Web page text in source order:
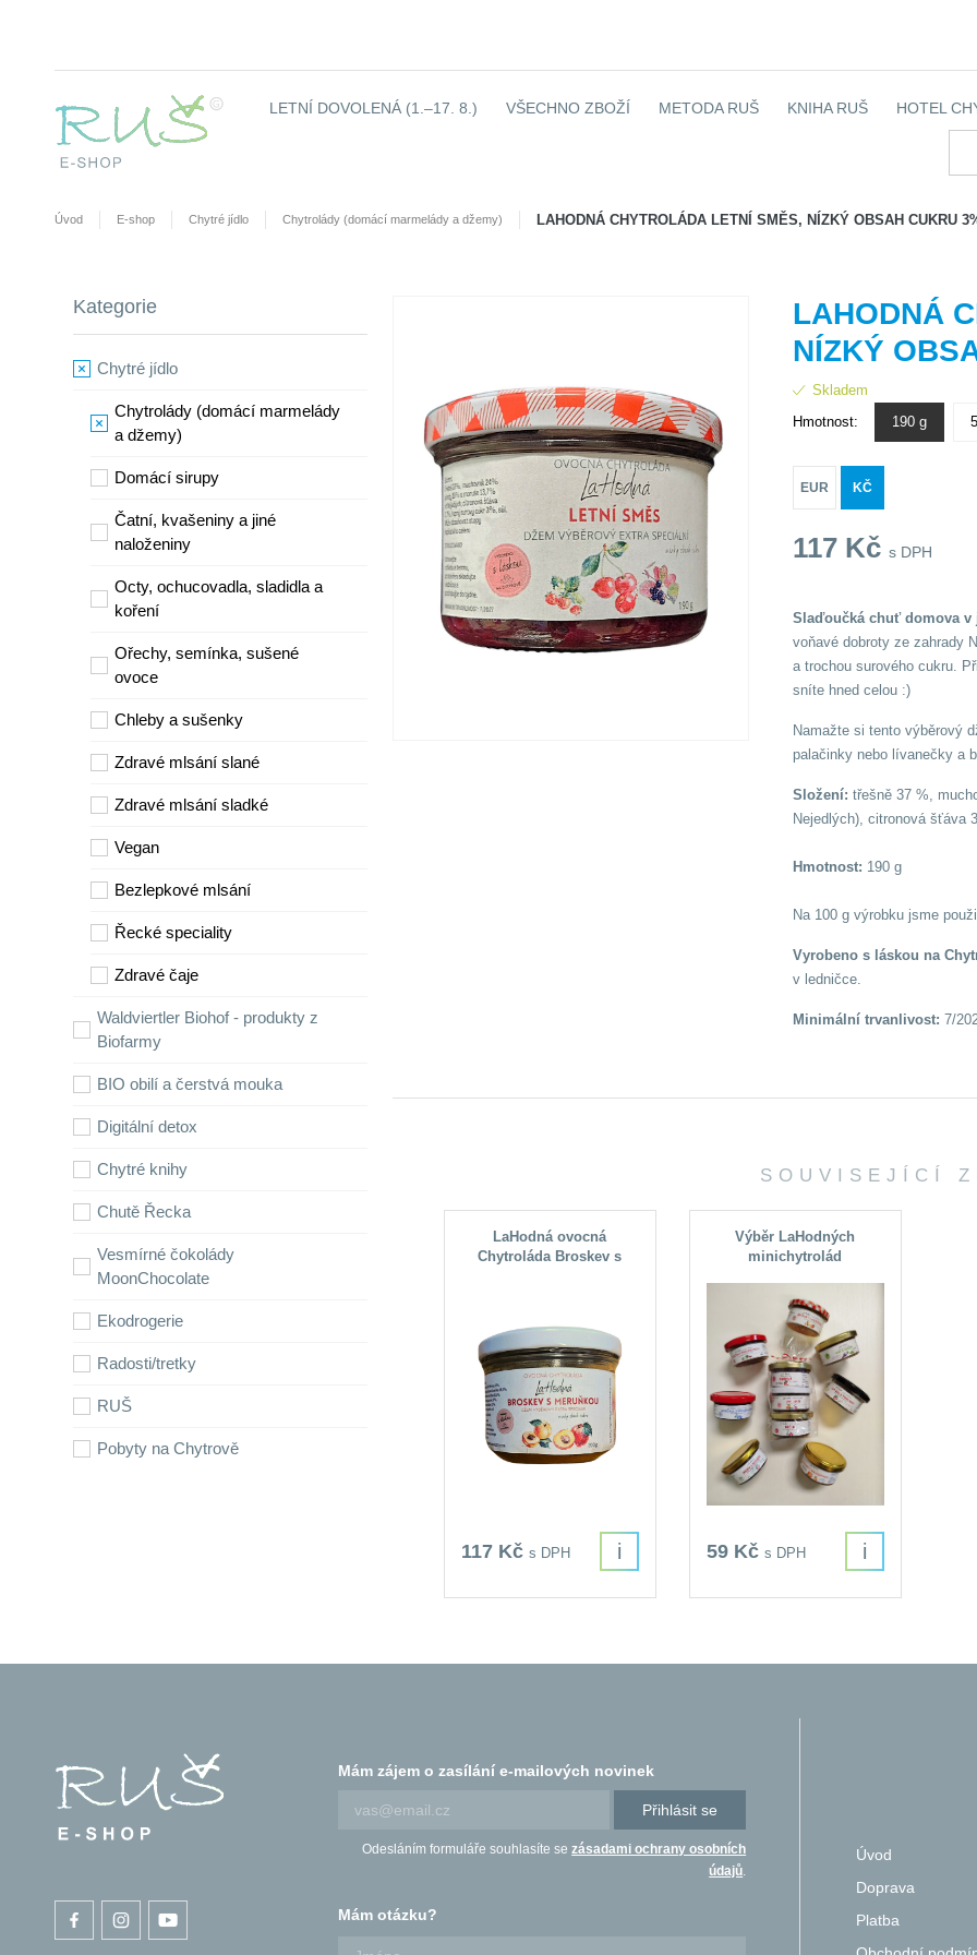
LETNÍ DOVOLENÁ (1.–17. 8.) VŠECHNO ZBOŽÍ METODA RUŠ KNIHA RUŠ HOTEL
Úvod E-shop Chytré jídlo Chytrolády (domácí marmelády a džemy) LAHODNÁ CHYTROLÁDA LETNÍ SMĚS, NÍZKÝ OBSAH CUKRU
Kategorie
Chytré jídlo
Chytrolády (domácí marmelády
a džemy)
​Domácí sirupy
Čatní, kvašeniny a jiné
naloženiny
Octy, ochucovadla, sladidla a
koření
Ořechy, semínka, sušené
ovoce
Chleby a sušenky
Zdravé mlsání slané
Zdravé mlsání sladké
Vegan
Bezlepkové mlsání
Řecké speciality
Zdravé čaje
Waldviertler Biohof - produkty z
Biofarmy
BIO obilí a čerstvá mouka
Digitální detox
Chytré knihy
Chutě Řecka
Vesmírné čokolády
MoonChocolate
Ekodrogerie
Radosti/tretky
RUŠ
Pobyty na Chytrově
LAHODNÁ
NÍZKÝ
Skladem
Hmotnost:
190 g
EUR KČ
117Kč s DPH
Slaďoučká chuť domova v
voňavé dobroty ze zahrady
a trochou surového cukru.
sníte hned celou :)
Namažte si tento výběrový
palačinky nebo lívanečky a
Složení: třešně 37 %,
Nejedlých), citronová šťáva
Hmotnost: 190 g
Na 100 g výrobku jsme
Vyrobeno s láskou na
v ledničce.
Minimální trvanlivost: 7/
SOUVISEJÍCÍ
LaHodná ovocná
Chytroláda Broskev s
117 Kč s DPH i
Výběr LaHodných
minichytrolád
59 Kč s DPH i
Mám zájem o zasílání e-mailových novinek
Přihlásit se
Odesláním formuláře souhlasíte sezásadami ochrany osobních
údajů.
Mám otázku?
Úvod
Doprava
Platba